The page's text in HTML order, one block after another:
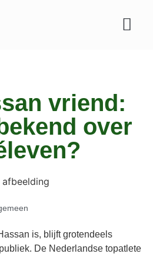
vriend:
over
is, blijft grotendeels
De Nederlandse topatlete